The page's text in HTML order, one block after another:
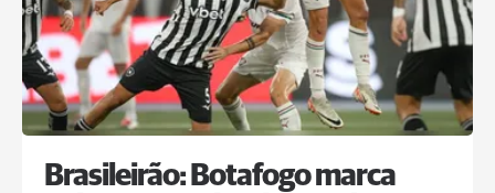
Brasileirão: Botafogo marca